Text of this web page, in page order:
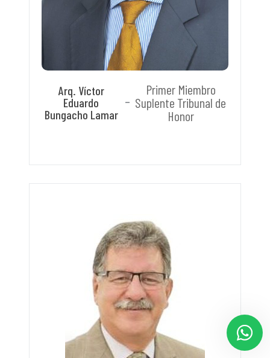
Arq. Víctor
Eduardo
Bungacho Lamar
Primer Miembro
Suplente Tribunal de
Honor